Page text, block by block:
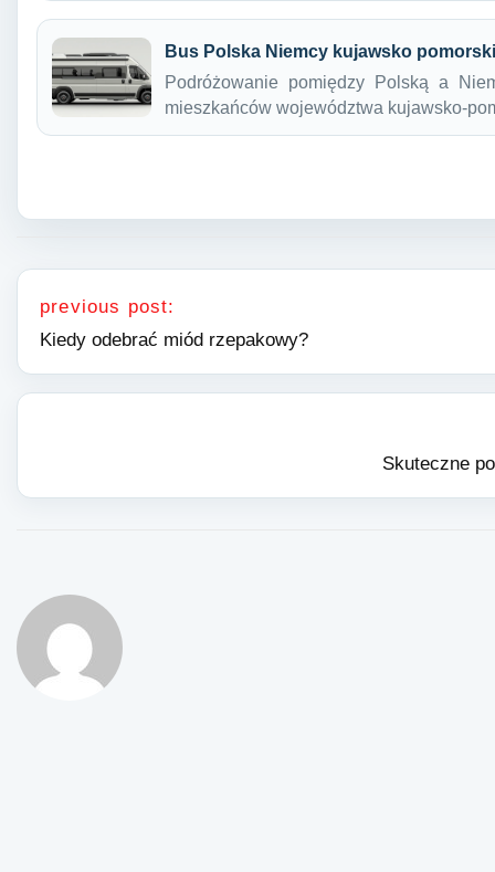
Bus Polska Niemcy kujawsko
Podróżowanie pomiędzy Polską a
mieszkańców województwa kujawsko-
Nawigacja wpisu
previous post:
Kiedy odebrać miód rzepakowy?
Skuteczne